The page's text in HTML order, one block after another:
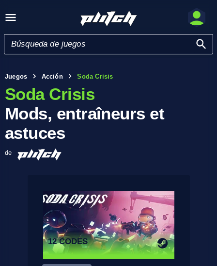
Juegos Acción Soda Crisis
Soda Crisis
Mods, entraîneurs et
astuces
de
12 CODES